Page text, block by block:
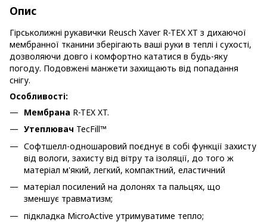
Опис
Гірськолижні рукавички Reusch Xaver R-TEX XT з дихаючої
мембранної тканини зберігають ваші руки в теплі і сухості,
дозволяючи довго і комфортно кататися в будь-яку
погоду. Подовжені манжети захищають від попадання
снігу.
Особливості:
Мембрана R-TEX XT.
Утеплювач TecFill™
Софтшелл-одношаровий поєднує в собі функції захисту
від вологи, захисту від вітру та ізоляції, до того ж
матеріал м'який, легкий, компактний, еластичний
матеріал посилений на долонях та пальцях, що
зменшує травматизм;
підкладка MicroActive утримуватиме тепло;